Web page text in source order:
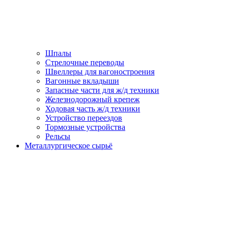
Шпалы
Стрелочные переводы
Швеллеры для вагоностроения
Вагонные вкладыши
Запасные части для ж/д техники
Железнодорожный крепеж
Ходовая часть ж/д техники
Устройство переездов
Тормозные устройства
Рельсы
Металлургическое сырьё